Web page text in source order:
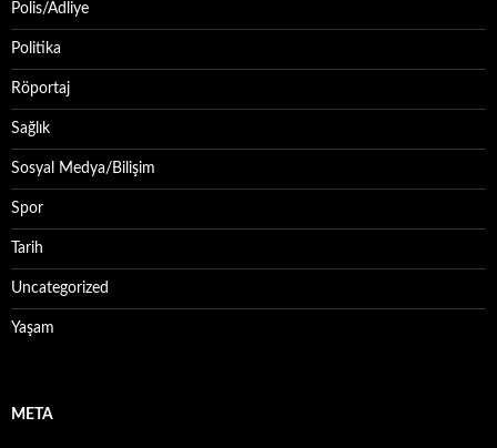
Polis/Adliye
Politika
Röportaj
Sağlık
Sosyal Medya/Bilişim
Spor
Tarih
Uncategorized
Yaşam
META